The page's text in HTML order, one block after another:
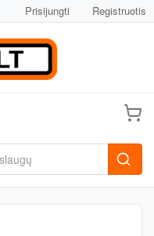
Prisijungti Registruotis